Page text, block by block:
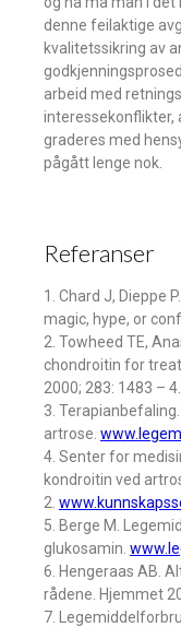
denne feilaktige
kvalitetssikring av
arbeid med
interessekonflikter,
graderes med
pågått lenge nok.
Referanser
1. Chard J, Dieppe
magic, hype, or
2. Towheed TE,
chondroitin for
2000; 283: 1483 – 4.
3.
artrose.
4. Senter for
kondroitin ved
2.
5. Berge M.
glukosamin.
6. Hengeraas AB.
rådene. Hjemmet
7.